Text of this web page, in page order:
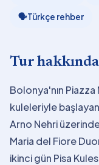
🗣Türkçe rehber
Tur hakkında
Bolonya'nın
kuleleriyle
Arno Nehri
Maria del Fiore
ikinci gün Pisa